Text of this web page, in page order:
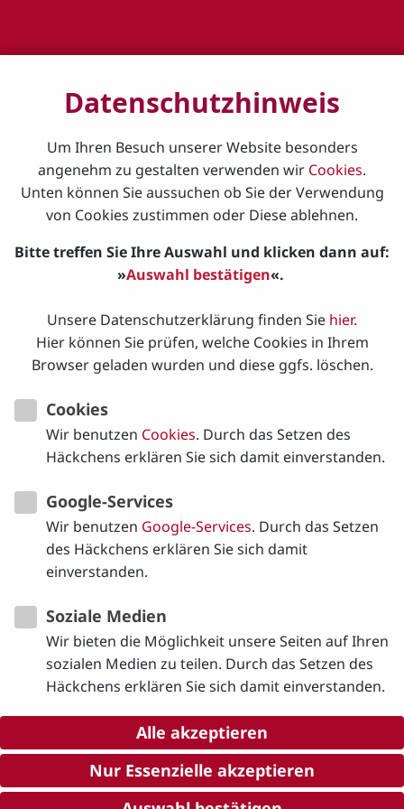
Demokratie 2024
Adele im Gottesdienst
Veranstaltungstermine:
Veranstaltungsort:
Beschreibung:
Zurück zur Übersicht
©2026Gisela Matthiae
Datenschutzhinweis
Um Ihren Besuch unserer Website besonders
angenehm zu gestalten verwenden wir Cookies.
Unten können Sie aussuchen ob Sie der Verwendung
von Cookies zustimmen oder Diese ablehnen.
Bitte treffen Sie Ihre Auswahl und klicken dann auf:
»Auswahl bestätigen«.
Unsere Datenschutzerklärung finden Sie hier.
Hier können Sie prüfen, welche Cookies in Ihrem
Browser geladen wurden und diese ggfs. löschen.
Cookies
Wir benutzen Cookies. Durch das Setzen des
Häckchens erklären Sie sich damit einverstanden.
Google-Services
Wir benutzen Google-Services. Durch das Setzen
des Häckchens erklären Sie sich damit
einverstanden.
Soziale Medien
Wir bieten die Möglichkeit unsere Seiten auf Ihren
sozialen Medien zu teilen. Durch das Setzen des
Häckchens erklären Sie sich damit einverstanden.
Alle akzeptieren
Nur Essenzielle akzeptieren